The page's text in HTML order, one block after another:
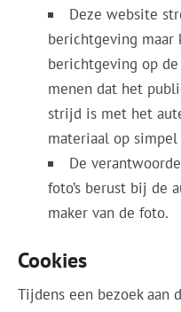
Deze website
berichtgeving maar
berichtgeving op
menen dat het
strijd is met het
materiaal op
De
foto’s berust bij de
maker van de foto.
Cookies
Tijdens een bezoek aan